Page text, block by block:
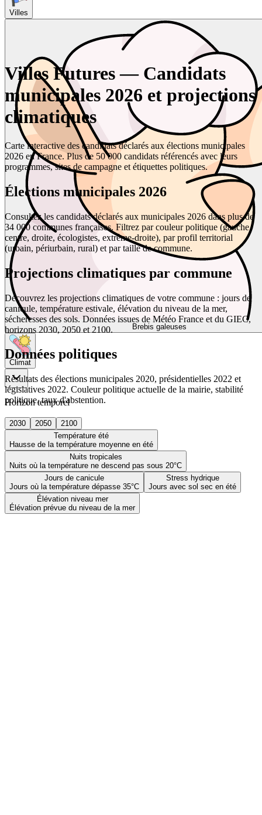
Villes
Brebis galeuses
Climat
Horizon temporel
2030 2050
2100
Température été
Hausse de la température moyenne en été
Nuits tropicales
Nuits où la température ne descend pas sous 20°C
Jours de canicule
Jours où la température dépasse 35°C
Stress hydrique
Jours avec sol sec en été
Élévation niveau mer
Élévation prévue du niveau de la mer
Villes Futures — Candidats
municipales 2026 et projections
climatiques
Carte interactive des candidats déclarés aux élections municipales
2026 en France. Plus de 50 000 candidats référencés avec leurs
programmes, sites de campagne et étiquettes politiques.
Élections municipales 2026
Consultez les candidats déclarés aux municipales 2026 dans plus de
34 000 communes françaises. Filtrez par couleur politique (gauche,
centre, droite, écologistes, extrême-droite), par profil territorial
(urbain, périurbain, rural) et par taille de commune.
Projections climatiques par commune
Découvrez les projections climatiques de votre commune : jours de
canicule, température estivale, élévation du niveau de la mer,
sécheresses des sols. Données issues de Météo France et du GIEC,
horizons 2030, 2050 et 2100.
Données politiques
Résultats des élections municipales 2020, présidentielles 2022 et
législatives 2022. Couleur politique actuelle de la mairie, stabilité
politique, taux d'abstention.